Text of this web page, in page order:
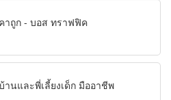
าถูก - บอส ทราฟฟิค
นและพี่เลี้ยงเด็ก มืออาชีพ